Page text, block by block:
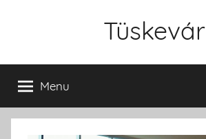
Tüskevár
Menu